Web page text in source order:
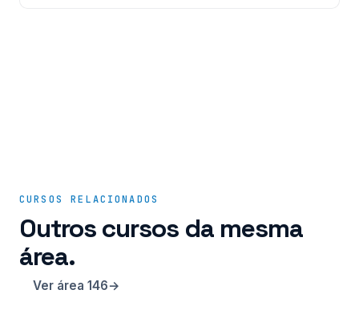
CURSOS RELACIONADOS
Outros cursos da mesma
área.
Ver área 146